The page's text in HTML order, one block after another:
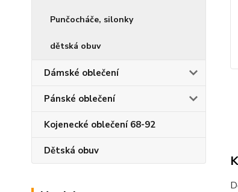
Punčocháče, silonky
dětská obuv
Dámské oblečení
Pánské oblečení
Kojenecké oblečení 68-92
Dětská obuv